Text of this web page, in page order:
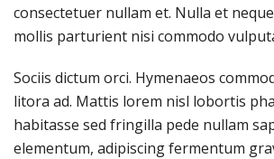
consectetuer nullam et. Nulla et
mollis parturient nisi commodo
Sociis dictum orci. Hymenaeos
litora ad. Mattis lorem nisl lobortis
habitasse sed fringilla pede nullam
elementum, adipiscing fermentum